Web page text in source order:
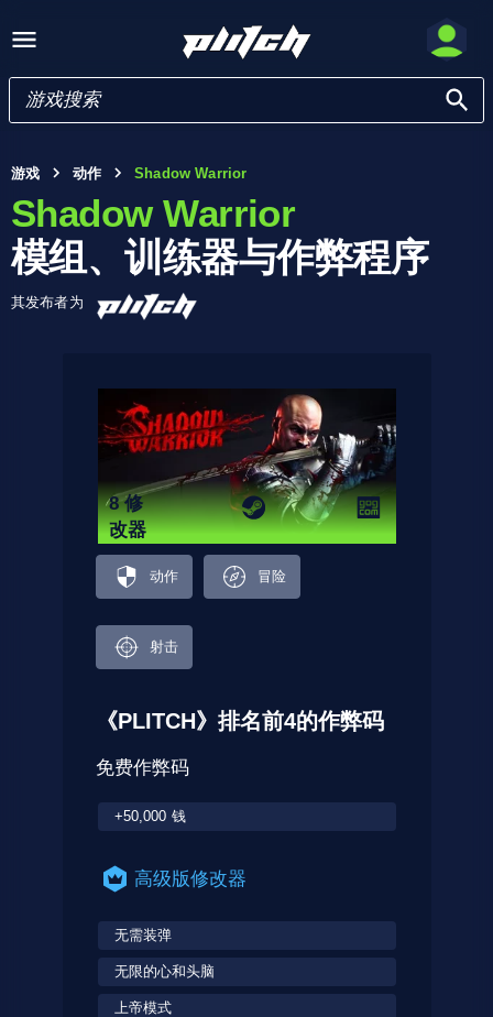
游戏 动作 Shadow Warrior
Shadow Warrior
模组、训练器与作弊程序
其发布者为
8 修
改器
动作 冒险
射击
《PLITCH》排名前4的作弊码
免费作弊码
+50,000 钱
高级版修改器
无需装弹
无限的心和头脑
上帝模式